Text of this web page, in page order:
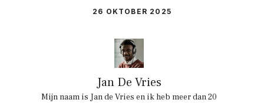
26 OKTOBER 2025
Jan De Vries
Mijn naam is Jan de Vries en ik heb meer dan 20